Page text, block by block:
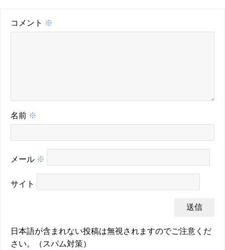
コメント ※
名前 ※
メール ※
サイト
日本語が含まれない投稿は無視されますのでご注意くだ
さい。（スパム対策）